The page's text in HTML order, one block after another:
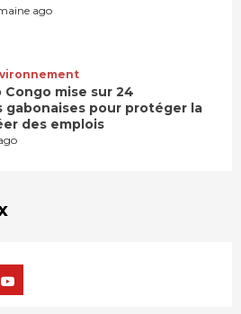
ago
Congo mise sur 24
gabonaises pour protéger la
des emplois